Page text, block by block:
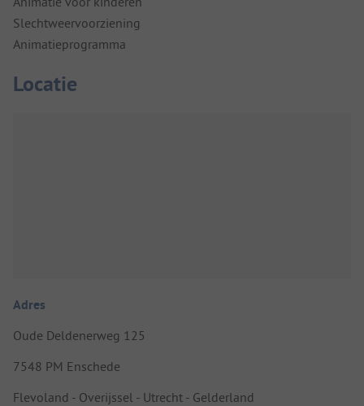
Slechtweervoorziening
Animatieprogramma
Locatie
Adres
Oude Deldenerweg 125
7548 PM Enschede
Flevoland - Overijssel - Utrecht - Gelderland